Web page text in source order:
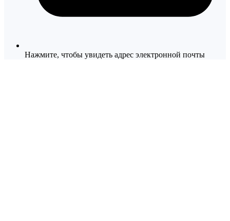
Нажмите, чтобы увидеть адрес электронной почты